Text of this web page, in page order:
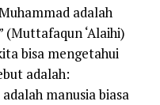
adalah
(Muttafaqun ‘Alaihi)
bisa mengetahui
adalah:
manusia biasa